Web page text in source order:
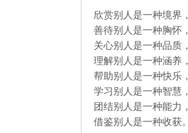
欣赏别人是一种境界，
善待别人是一种胸怀，
关心别人是一种品质，
理解别人是一种涵养，
帮助别人是一种快乐，
学习别人是一种智慧，
团结别人是一种能力，
借鉴别人是一种收获。